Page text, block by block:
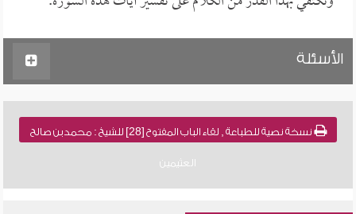
الأسئلة
نسخة نصية للطباعة , لقاء الباب المفتوح [28] للشيخ : محمد بن صالح
العثيمين